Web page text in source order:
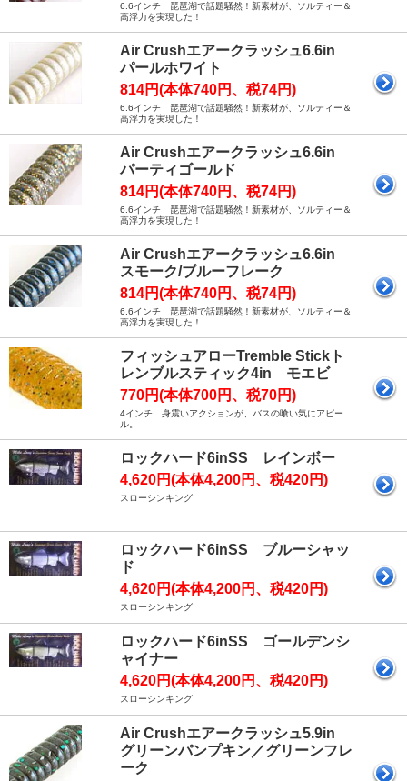
6.6インチ 琵琶湖で話題騒然！新素材が、ソルティー＆
高浮力を実現した！
Air Crushエアークラッシュ6.6in
パールホワイト
814円(本体740円、税74円)
6.6インチ 琵琶湖で話題騒然！新素材が、ソルティー＆
高浮力を実現した！
Air Crushエアークラッシュ6.6in
パーティゴールド
814円(本体740円、税74円)
6.6インチ 琵琶湖で話題騒然！新素材が、ソルティー＆
高浮力を実現した！
Air Crushエアークラッシュ6.6in
スモーク/ブルーフレーク
814円(本体740円、税74円)
6.6インチ 琵琶湖で話題騒然！新素材が、ソルティー＆
高浮力を実現した！
フィッシュアローTremble Stickト
レンブルスティック4in モエビ
770円(本体700円、税70円)
4インチ 身震いアクションが、バスの喰い気にアピー
ル。
ロックハード6inSS レインボー
4,620円(本体4,200円、税420円)
スローシンキング
ロックハード6inSS ブルーシャッ
ド
4,620円(本体4,200円、税420円)
スローシンキング
ロックハード6inSS ゴールデンシ
ャイナー
4,620円(本体4,200円、税420円)
スローシンキング
Air Crushエアークラッシュ5.9in
グリーンパンプキン／グリーンフレ
ーク